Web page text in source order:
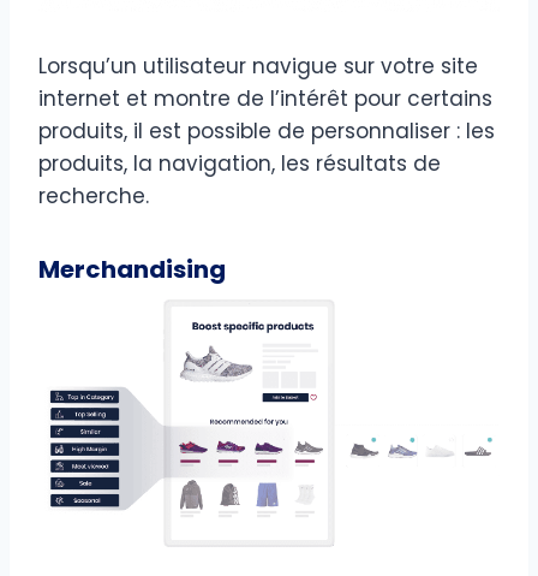
Lorsqu’un utilisateur navigue sur votre site
internet et montre de l’intérêt pour certains
produits, il est possible de personnaliser : les
produits, la navigation, les résultats de
recherche.
Merchandising